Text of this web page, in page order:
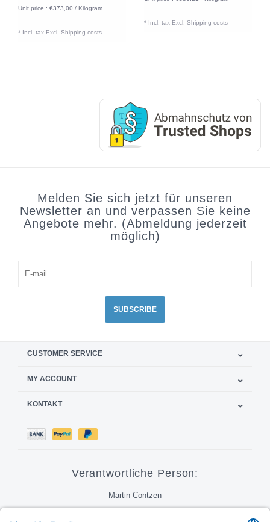
Unit price : €373,00 / Kilogram
* Incl. tax Excl. Shipping costs
* Incl. tax Excl. Shipping costs
Melden Sie sich jetzt für unseren
Newsletter an und verpassen Sie keine
Angebote mehr. (Abmeldung jederzeit
möglich)
SUBSCRIBE
CUSTOMER SERVICE
MY ACCOUNT
KONTAKT
Verantwortliche Person:
Martin Contzen